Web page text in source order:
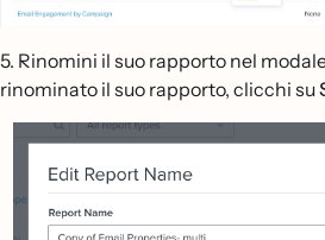
5. Rinomini il suo rapporto nel
rinominato il suo rapporto, clicchi su